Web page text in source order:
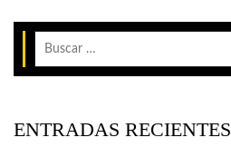
ENTRADAS RECIENTES